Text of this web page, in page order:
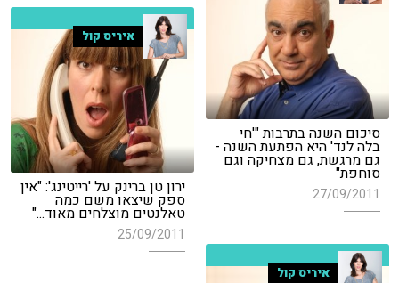
סיכום השנה בתרבות "'חי
בלה לנד' היא הפתעת השנה -
גם מרגשת, גם מצחיקה וגם
סוחפת"
27/09/2011
איריס קול
ירון טן ברינק על 'רייטינג': "אין
ספק שיצאו משם כמה
טאלנטים מוצלחים מאוד..."
25/09/2011
איריס קול